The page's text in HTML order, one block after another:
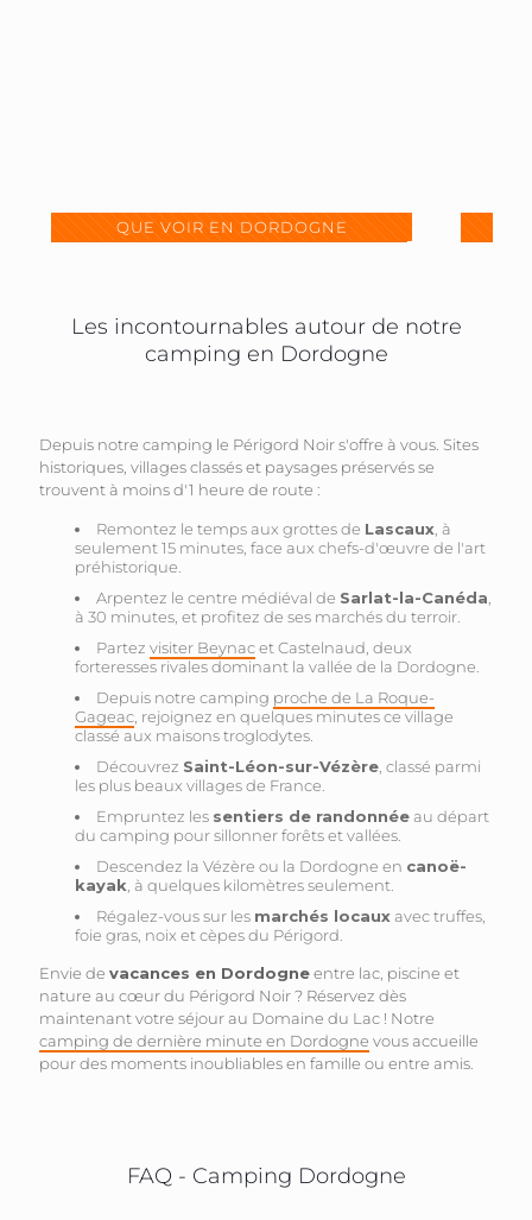
QUE VOIR EN DORDOGNE
Les incontournables autour de notre
camping en Dordogne
Depuis notre camping le Périgord Noir s'offre à vous. Sites
historiques, villages classés et paysages préservés se
trouvent à moins d'1 heure de route :
Remontez le temps aux grottes de Lascaux , à
seulement 15 minutes, face aux chefs-d'œuvre de l'art
préhistorique.
Arpentez le centre médiéval de Sarlat-la-Canéda
à 30 minutes, et profitez de ses marchés du terroir.
Partez visiter Beynacet Castelnaud, deux
forteresses rivales dominant la vallée de la Dordogne.
Depuis notre camping proche de La Roque-
Gageac , rejoignez en quelques minutes ce village
classé aux maisons troglodytes.
Découvrez Saint-Léon-sur-Vézère , classé parmi
les plus beaux villages de France.
Empruntez les sentiers de randonnéeau départ
du camping pour sillonner forêts et vallées.
Descendez la Vézère ou la Dordogne en canoë-
kayak , à quelques kilomètres seulement.
Régalez-vous sur les marchés locauxavec truffes,
foie gras, noix et cèpes du Périgord.
Envie de vacances en Dordogneentre lac, piscine et
nature au cœur du Périgord Noir ? Réservez dès
maintenant votre séjour au Domaine du Lac ! Notre
camping de dernière minute en Dordogne vous accueille
pour des moments inoubliables en famille ou entre amis.
FAQ - Camping Dordogne